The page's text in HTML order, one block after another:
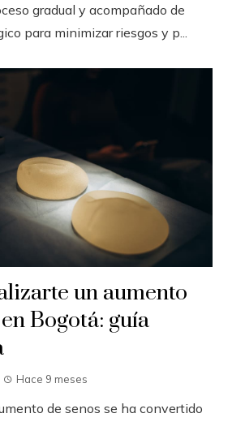
gradual y acompañado de
para minimizar riesgos y p...
un aumento
Bogotá: guía
Hace 9 meses
de senos se ha convertido